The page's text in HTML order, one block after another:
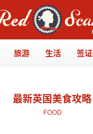
旅游 生活 签证
最新英国美食攻略
FOOD